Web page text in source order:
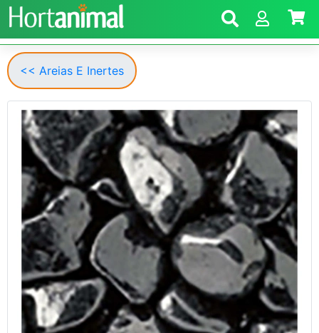
<< Areias E Inertes